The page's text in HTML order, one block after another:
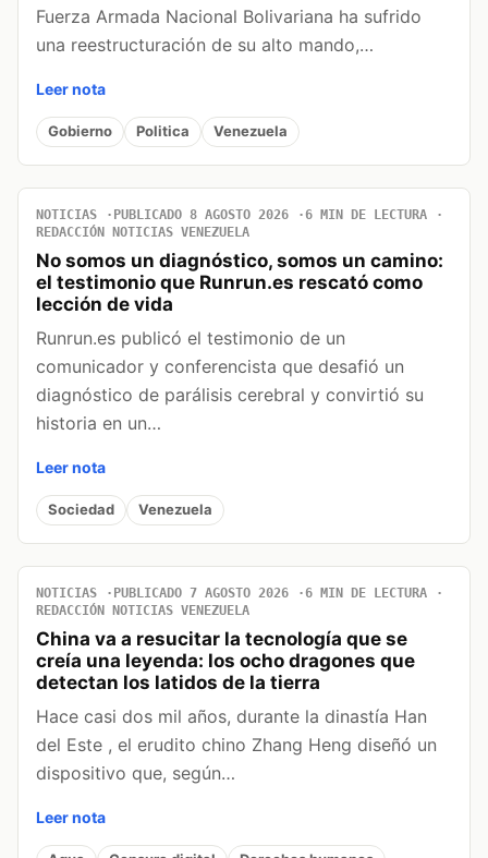
Fuerza Armada Nacional Bolivariana ha sufrido
una reestructuración de su alto mando,…
Leer nota
Gobierno Politica Venezuela
NOTICIAS PUBLICADO 8 AGOSTO 2026
6 MIN DE LECTURA
REDACCIÓN NOTICIAS VENEZUELA
No somos un diagnóstico, somos un camino:
el testimonio que Runrun.es rescató como
lección de vida
Runrun.es publicó el testimonio de un
comunicador y conferencista que desafió un
diagnóstico de parálisis cerebral y convirtió su
historia en un…
Leer nota
Sociedad Venezuela
NOTICIAS PUBLICADO 7 AGOSTO 2026
6 MIN DE LECTURA
REDACCIÓN NOTICIAS VENEZUELA
China va a resucitar la tecnología que se
creía una leyenda: los ocho dragones que
detectan los latidos de la tierra
Hace casi dos mil años, durante la dinastía Han
del Este , el erudito chino Zhang Heng diseñó un
dispositivo que, según…
Leer nota